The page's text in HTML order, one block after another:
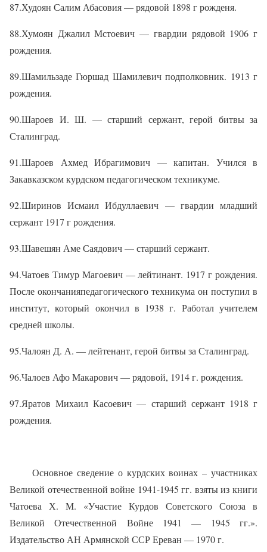
87.Худоян Салим Абасовия — рядовой 1898 г рожденя.
88.Хумоян Джалил Мстоевич — гвардии рядовой 1906 г
рождения.
89.Шамильзаде Гюршад Шамилевич подполковник. 1913 г
рождения.
90.Шароев И. Ш. — старший сержант, герой битвы за
Сталинград.
91.Шароев Ахмед Ибрагимович — капитан. Учился в
Закавказском курдском педагогическом техникуме.
92.Ширинов Исмаил Ибдуллаевич — гвардии младший
сержант 1917 г рождения.
93.Шавешян Аме Саядович — старший сержант.
94.Чатоев Тимур Магоевич — лейтинант. 1917 г рождения.
После окончанияпедагогического техникума он поступил в
институт, который окончил в 1938 г. Работал учителем
средней школы.
95.Чалоян Д. А. — лейтенант, герой битвы за Сталинград.
96.Чалоев Афо Макарович — рядовой, 1914 г. рождения.
97.Яратов Михаил Касоевич — старший сержант 1918 г
рождения.
Основное сведение о курдских воинах – участниках
Великой отечественной войне 1941-1945 гг. взяты из книги
Чатоева Х. М. «Участие Курдов Советского Союза в
Великой Отечественной Войне 1941 — 1945 гг.».
Издательство АН Армянской ССР Ереван — 1970 г.